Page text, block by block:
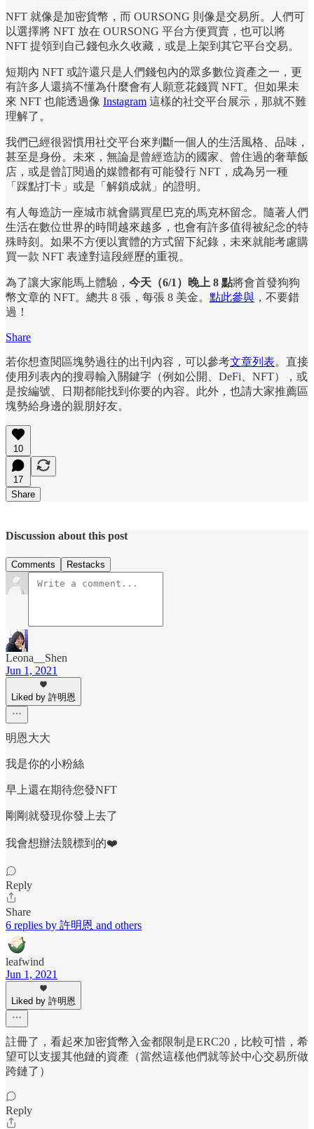
NFT 就像是加密貨幣，而 OURSONG 則像是交易所。人們可
以選擇將 NFT 放在 OURSONG 平台方便買賣，也可以將
NFT 提領到自己錢包永久收藏，或是上架到其它平台交易。
短期內 NFT 或許還只是人們錢包內的眾多數位資產之一，更
有許多人還搞不懂為什麼會有人願意花錢買 NFT。但如果未
來 NFT 也能透過像 Instagram 這樣的社交平台展示，那就不難
理解了。
我們已經很習慣用社交平台來判斷一個人的生活風格、品味，
甚至是身份。未來，無論是曾經造訪的國家、曾住過的奢華飯
店，或是曾訂閱過的媒體都有可能發行 NFT，成為另一種
「踩點打卡」或是「解鎖成就」的證明。
有人每造訪一座城市就會購買星巴克的馬克杯留念。隨著人們
生活在數位世界的時間越來越多，也會有許多值得被紀念的特
殊時刻。如果不方便以實體的方式留下紀錄，未來就能考慮購
買一款 NFT 表達對這段經歷的重視。
為了讓大家能馬上體驗， 今天（6/1）晚上 8 點將會首發狗狗
幣文章的 NFT。總共 8 張，每張 8 美金。 點此參與 ，不要錯
過！
Share
若你想查閱區塊勢過往的出刊內容，可以參考文章列表。直接
使用列表內的搜尋輸入關鍵字（例如公開、DeFi、NFT），或
是按編號、日期都能找到你要的內容。此外，也請大家推薦區
塊勢給身邊的親朋好友。
10
17
Share
Discussion about this post
Comments Restacks
Leona__Shen
Jun 1, 2021
Liked by 許明恩
明恩大大
我是你的小粉絲
早上還在期待您發NFT
剛剛就發現你發上去了
我會想辦法競標到的❤️
Reply
Share
6 replies by 許明恩 and others
leafwind
Jun 1, 2021
Liked by 許明恩
註冊了，看起來加密貨幣入金都限制是ERC20，比較可惜，希
望可以支援其他鏈的資產（當然這樣他們就等於中心交易所做
跨鏈了）
Reply